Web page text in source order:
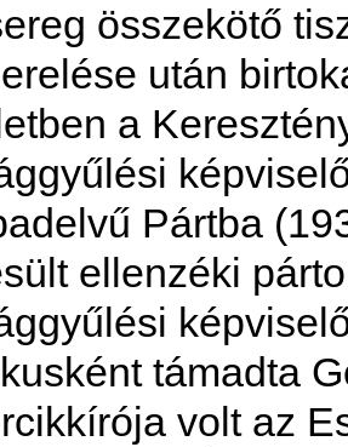
összekötő
után
a
Pártba
ellenzéki
támadta
volt az